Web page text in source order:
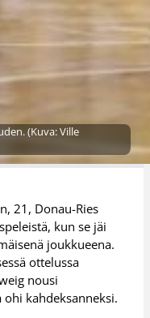
(Kuva: Ville
21, Donau-Ries
kun se jäi
joukkueena.
ottelussa
nousi
kahdeksanneksi.